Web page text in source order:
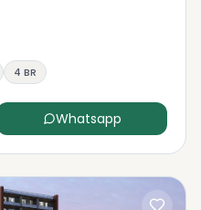
4 BR
Whatsapp